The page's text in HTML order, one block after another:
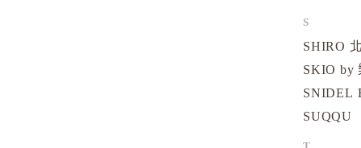
S
SHIRO
SKIO by
SNIDEL
SUQQU